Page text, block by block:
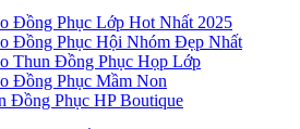
Đồng Phục Lớp Hot Nhất 2025
Đồng Phục Hội Nhóm Đẹp Nhất
Thun Đồng Phục Họp Lớp
Đồng Phục Mầm Non
Đồng Phục HP Boutique